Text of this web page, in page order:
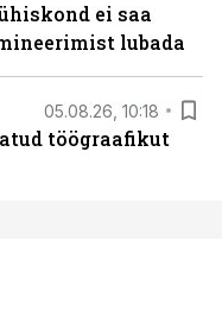
ei saa
lubada
05.08.26, 10:18
töögraafikut